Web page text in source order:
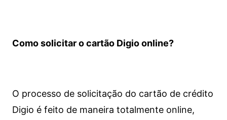
Como solicitar o cartão Digio online?
O processo de solicitação do cartão de crédito
Digio é feito de maneira totalmente online,